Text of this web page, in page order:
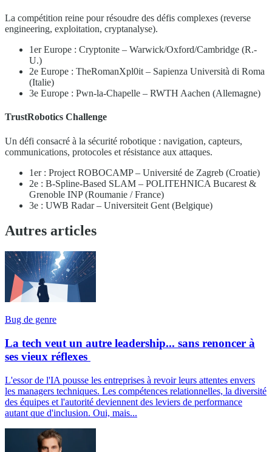
La compétition reine pour résoudre des défis complexes (reverse
engineering, exploitation, cryptanalyse).
1er Europe : Cryptonite – Warwick/Oxford/Cambridge (R.-
U.)
2e Europe : TheRomanXpl0it – Sapienza Università di Roma
(Italie)
3e Europe : Pwn-la-Chapelle – RWTH Aachen (Allemagne)
TrustRobotics Challenge
Un défi consacré à la sécurité robotique : navigation, capteurs,
communications, protocoles et résistance aux attaques.
1er : Project ROBOCAMP – Université de Zagreb (Croatie)
2e : B-Spline-Based SLAM – POLITEHNICA Bucarest &
Grenoble INP (Roumanie / France)
3e : UWB Radar – Universiteit Gent (Belgique)
Autres articles
Bug de genre
La tech veut un autre leadership... sans renoncer à
ses vieux réflexes
L'essor de l'IA pousse les entreprises à revoir leurs attentes envers
les managers techniques. Les compétences relationnelles, la diversité
des équipes et l'autorité deviennent des leviers de performance
autant que d'inclusion. Oui, mais...